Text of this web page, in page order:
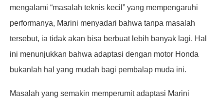
mengalami “masalah teknis kecil” yang mempengaruhi
performanya, Marini menyadari bahwa tanpa masalah
tersebut, ia tidak akan bisa berbuat lebih banyak lagi. Hal
ini menunjukkan bahwa adaptasi dengan motor Honda
bukanlah hal yang mudah bagi pembalap muda ini.
Masalah yang semakin memperumit adaptasi Marini